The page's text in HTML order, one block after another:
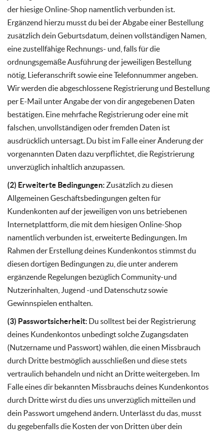
der hiesige Online-Shop namentlich verbunden ist.
Ergänzend hierzu musst du bei der Abgabe einer Bestellung
zusätzlich dein Geburtsdatum, deinen vollständigen Namen,
eine zustellfähige Rechnungs- und, falls für die
ordnungsgemäße Ausführung der jeweiligen Bestellung
nötig, Lieferanschrift sowie eine Telefonnummer angeben.
Wir werden die abgeschlossene Registrierung und Bestellung
per E-Mail unter Angabe der von dir angegebenen Daten
bestätigen. Eine mehrfache Registrierung oder eine mit
falschen, unvollständigen oder fremden Daten ist
ausdrücklich untersagt. Du bist im Falle einer Änderung der
vorgenannten Daten dazu verpflichtet, die Registrierung
unverzüglich inhaltlich anzupassen.
(2) Erweiterte Bedingungen: Zusätzlich zu diesen
Allgemeinen Geschäftsbedingungen gelten für
Kundenkonten auf der jeweiligen von uns betriebenen
Internetplattform, die mit dem hiesigen Online-Shop
namentlich verbunden ist, erweiterte Bedingungen. Im
Rahmen der Erstellung deines Kundenkontos stimmst du
diesen dortigen Bedingungen zu, die unter anderem
ergänzende Regelungen bezüglich Community-und
Nutzerinhalten, Jugend -und Datenschutz sowie
Gewinnspielen enthalten.
(3) Passwortsicherheit: Du solltest bei der Registrierung
deines Kundenkontos unbedingt solche Zugangsdaten
(Nutzername und Passwort) wählen, die einen Missbrauch
durch Dritte bestmöglich ausschließen und diese stets
vertraulich behandeln und nicht an Dritte weitergeben. Im
Falle eines dir bekannten Missbrauchs deines Kundenkontos
durch Dritte wirst du dies uns unverzüglich mitteilen und
dein Passwort umgehend ändern. Unterlässt du das, musst
du gegebenfalls die Kosten der von Dritten über dein